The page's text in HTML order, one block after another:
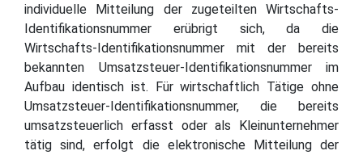
individuelle Mitteilung der zugeteilten Wirtschafts-
Identifikationsnummer erübrigt sich, da die
Wirtschafts-Identifikationsnummer mit der bereits
bekannten Umsatzsteuer-Identifikationsnummer im
Aufbau identisch ist. Für wirtschaftlich Tätige ohne
Umsatzsteuer-Identifikationsnummer, die bereits
umsatzsteuerlich erfasst oder als Kleinunternehmer
tätig sind, erfolgt die elektronische Mitteilung der